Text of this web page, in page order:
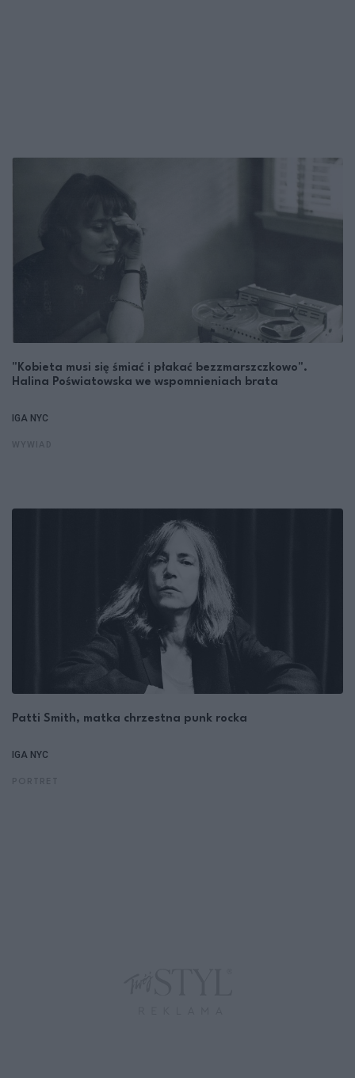
"Kobieta musi się śmiać i płakać bezzmarszczkowo".
Halina Poświatowska we wspomnieniach brata
IGA NYC
Patti Smith, matka chrzestna punk rocka
IGA NYC